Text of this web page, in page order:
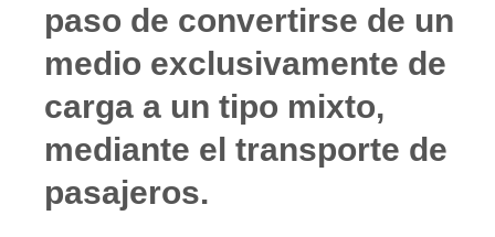
paso de convertirse de un
medio exclusivamente de
carga a un tipo mixto,
mediante el transporte de
pasajeros.